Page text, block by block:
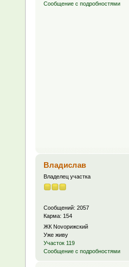
Сообщение с подробностями
Владислав
Владелец участка
Сообщений: 2057
Карма: 154
ЖК Novoрижский
Уже живу
Участок 119
Сообщение с подробностями